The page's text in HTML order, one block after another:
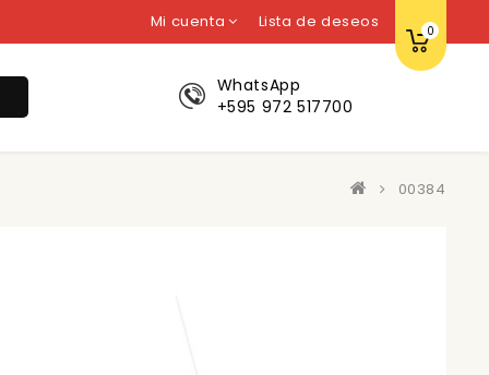
Mi cuenta Lista de deseos 0
WhatsApp
+595 972 517700
00384